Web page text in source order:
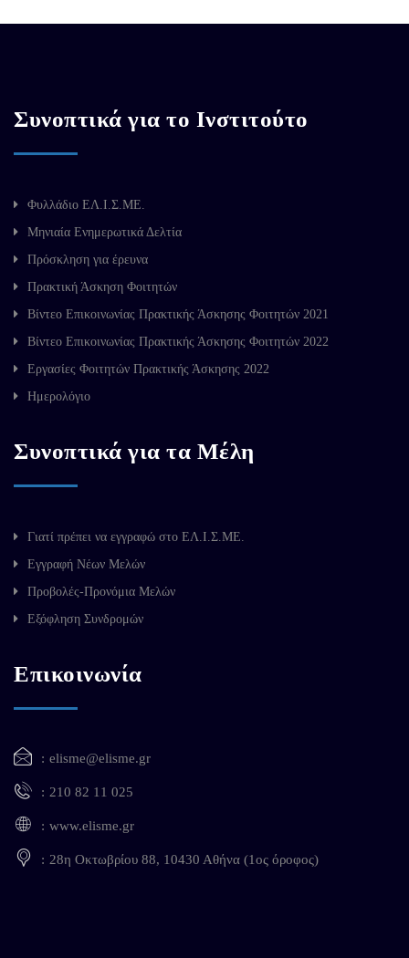
Συνοπτικά για το Ινστιτούτο
Φυλλάδιο ΕΛ.Ι.Σ.ΜΕ.
Μηνιαία Ενημερωτικά Δελτία
Πρόσκληση για έρευνα
Πρακτική Άσκηση Φοιτητών
Βίντεο Επικοινωνίας Πρακτικής Άσκησης Φοιτητών 2021
Βίντεο Επικοινωνίας Πρακτικής Άσκησης Φοιτητών 2022
Εργασίες Φοιτητών Πρακτικής Άσκησης 2022
Ημερολόγιο
Συνοπτικά για τα Μέλη
Γιατί πρέπει να εγγραφώ στο ΕΛ.Ι.Σ.ΜΕ.
Εγγραφή Νέων Μελών
Προβολές-Προνόμια Μελών
Εξόφληση Συνδρομών
Επικοινωνία
elisme@elisme.gr
210 82 11 025
www.elisme.gr
28η Οκτωβρίου 88, 10430 Αθήνα (1ος όροφος)